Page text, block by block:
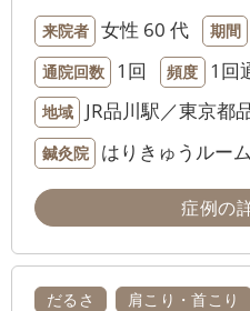
来院者 女性 60 代 期間
通院回数 1回 頻度 1回
地域 JR品川駅／東京都
鍼灸院 はりきゅうルー
症例の
だるさ 肩こり・首こり